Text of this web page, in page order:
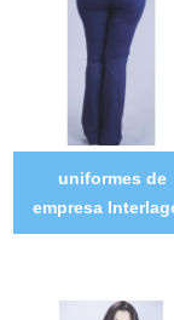
uniformes de
empresa